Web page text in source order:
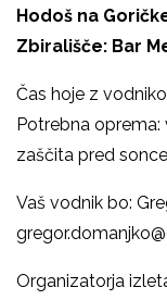
Hodoš na
Zbirališče: Bar
Čas hoje z
Potrebna oprema:
zaščita pred
Vaš vodnik bo:
Organizatorja